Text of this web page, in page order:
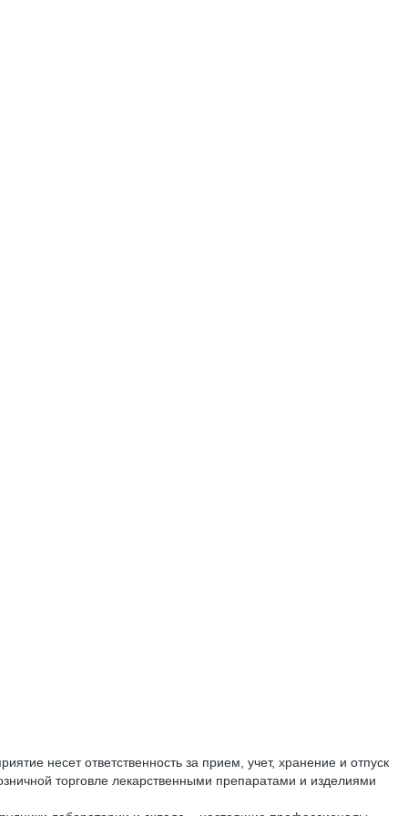
несет ответственность за прием, учет, хранение и отпуск
торговле лекарственными препаратами и изделиями